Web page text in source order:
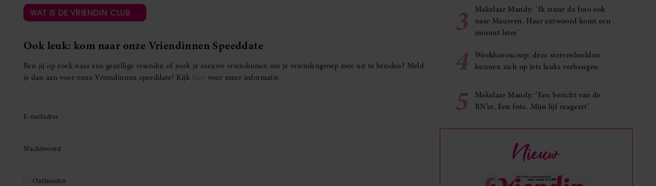
WAT IS DE VRIENDIN CLUB
Ook leuk: kom naar onze Vriendinnen Speeddate
Ben jij op zoek naar een gezellige vriendin of zoek je nieuwe vriendinnen om je vriendengroep mee uit te breiden? Meld
je dan aan voor onze Vriendinnen speeddate! Kijk hier voor meer informatie.
E-mailadres
Wachtwoord
Onthouden
3
Makelaar Mandy: ‘Ik stuur de foto ook
naar Maureen. Haar antwoord komt een
minuut later’
4
Weekhoroscoop: deze sterrenbeelden
kunnen zich op iets leuks verheugen
5
Makelaar Mandy: ‘Een bericht van de
BN’er. Een foto. Mijn lijf reageert’
Nieuw